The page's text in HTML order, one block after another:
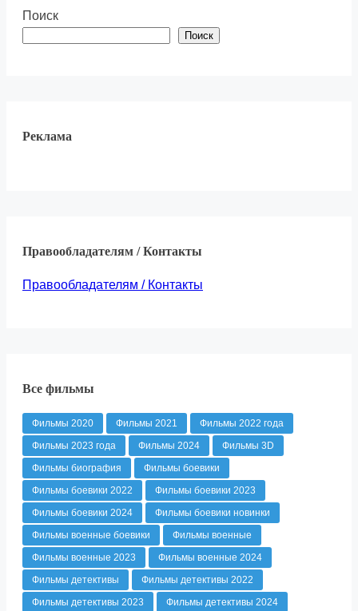
Поиск
Поиск
Реклама
Правообладателям / Контакты
Правообладателям / Контакты
Все фильмы
Фильмы 2020 Фильмы 2021
Фильмы 2022 года
Фильмы 2023 года
Фильмы 2024
Фильмы 3D
Фильмы биография
Фильмы боевики
Фильмы боевики 2022
Фильмы боевики 2023
Фильмы боевики 2024
Фильмы боевики новинки
Фильмы военные боевики
Фильмы военные
Фильмы военные 2023
Фильмы военные 2024
Фильмы детективы
Фильмы детективы 2022
Фильмы детективы 2023
Фильмы детективы 2024